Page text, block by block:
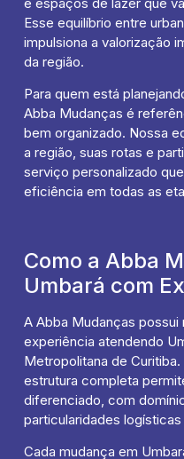
Esse equilíbrio entre
impulsiona a valorização
da região.
Para quem está
Abba Mudanças é
bem organizado. Nossa
a região, suas rotas e
serviço personalizado
eficiência em todas as
Como a Abba
Umbará com
A Abba Mudanças possui
experiência atendendo
Metropolitana de
estrutura completa
diferenciado, com
particularidades
Cada mudança em